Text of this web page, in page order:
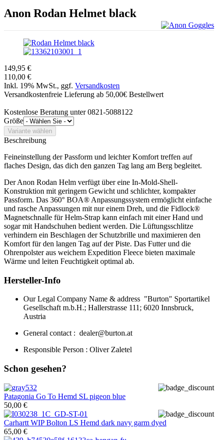
Anon Rodan Helmet black
149,95 €
110,00 €
Inkl. 19% MwSt., ggf. Versandkosten
Versandkostenfreie Lieferung ab 50,00€ Bestellwert
Kostenlose Beratung unter 0821-5088122
Größe
Beschreibung
Feineinstellung der Passform und leichter Komfort treffen auf
flaches Design, das dich den ganzen Tag lang am Berg begleitet.
Der Anon Rodan Helm verfügt über eine In-Mold-Shell-
Konstruktion mit geringem Gewicht und schlichter, kompakter
Passform. Das 360° BOA® Anpassungssystem ermöglicht einfache
und rasche Anpassungen mit nur einem Dreh, und die Fidlock®
Magnetschnalle für Helm-Strap kann einfach mit einer Hand und
sogar mit Handschuhen bedient werden. Die Lüftungsschlitze
verhindern ein Beschlagen der Schutzbrille und maximieren den
Komfort für den langen Tag auf der Piste. Das Futter und die
Ohrenpolster aus weichem Expedition Fleece bieten maximale
Wärme und leiten Feuchtigkeit optimal ab.
Hersteller-Info
Our Legal Company Name & address "Burton" Sportartikel
Gesellschaft m.b.H.; Hallerstrasse 111; 6020 Innsbruck,
Austria
General contact : dealer@burton.at
Responsible Person : Oliver Zaletel
Schon gesehen?
Patagonia Go To Hemd SL pigeon blue
50,00 €
Carhartt WIPBolton LS Hemd dark navy garm dyed
65,00 €